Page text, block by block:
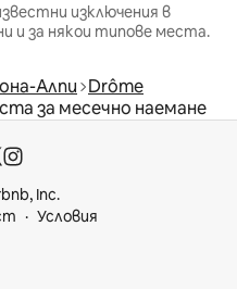
изключения в
и за някои типове места.
Алпи Drôme
за месечно наемане
Inc.
Условия